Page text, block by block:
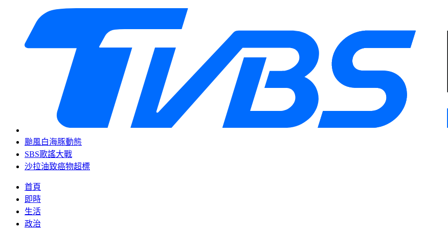
颱風白海豚動態
SBS歌謠大戰
沙拉油致癌物超標
首頁
即時
生活
政治